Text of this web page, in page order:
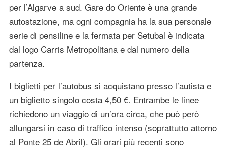
per l’Algarve a sud. Gare do Oriente è una grande
autostazione, ma ogni compagnia ha la sua personale
serie di pensiline e la fermata per Setubal è indicata
dal logo Carris Metropolitana e dal numero della
partenza.
I biglietti per l’autobus si acquistano presso l’autista e
un biglietto singolo costa 4,50 €. Entrambe le linee
richiedono un viaggio di un’ora circa, che può però
allungarsi in caso di traffico intenso (soprattutto attorno
al Ponte 25 de Abril). Gli orari più recenti sono